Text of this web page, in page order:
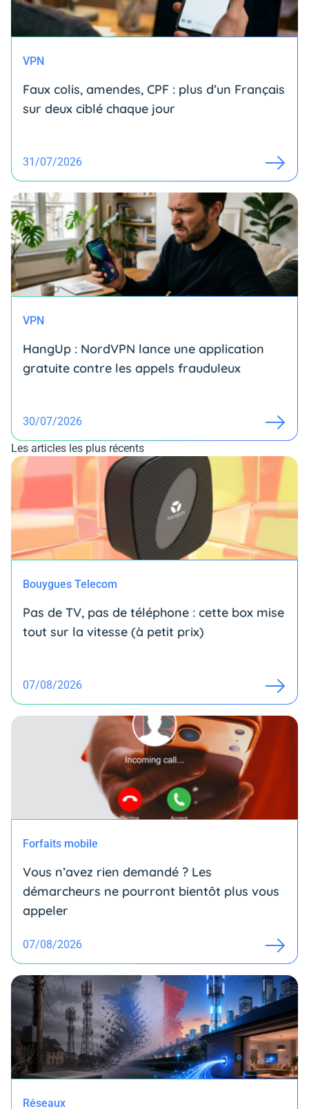
VPN
Faux colis, amendes, CPF : plus d’un Français
sur deux ciblé chaque jour
31/07/2026
VPN
HangUp : NordVPN lance une application
gratuite contre les appels frauduleux
30/07/2026
Les articles les plus récents
Bouygues Telecom
Pas de TV, pas de téléphone : cette box mise
tout sur la vitesse (à petit prix)
07/08/2026
Forfaits mobile
Vous n’avez rien demandé ? Les
démarcheurs ne pourront bientôt plus vous
appeler
07/08/2026
Réseaux